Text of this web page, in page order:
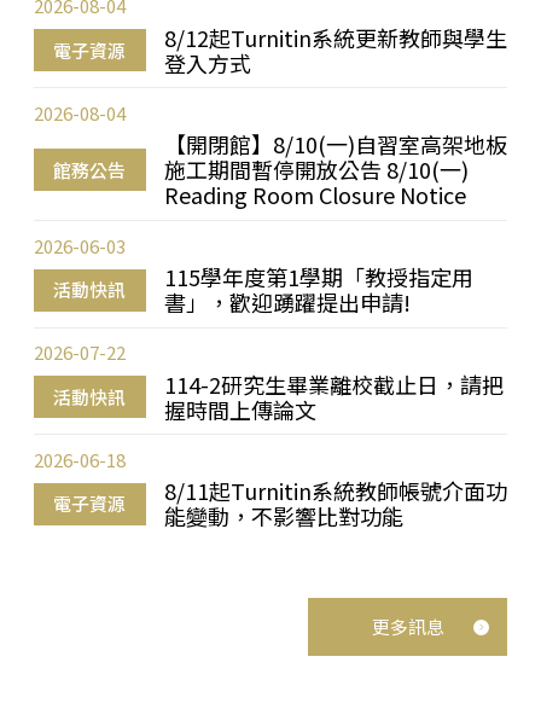
電子資源
8/12起Turnitin系統更新教師與學生
登入方式
2026-08-04
館務公告
【開閉館】8/10(一)自習室高架地板
施工期間暫停開放公告 8/10(一)
Reading Room Closure Notice
2026-08-04
活動快訊
115學年度第1學期「教授指定用
書」，歡迎踴躍提出申請!
2026-06-03
活動快訊
114-2研究生畢業離校截止日，請把
握時間上傳論文
2026-07-22
電子資源
8/11起Turnitin系統教師帳號介面功
能變動，不影響比對功能
2026-06-18
更多訊息